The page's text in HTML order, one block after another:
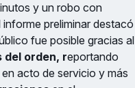
y un robo con
preliminar destacó
fue posible gracias al
orden, reportando
acto de servicio y más